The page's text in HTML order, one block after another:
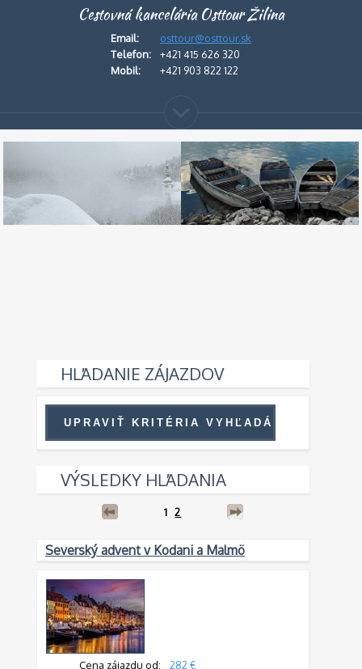
Cestovná kancelária Osttour Žilina
Email:
osttour@osttour.sk
Telefon:
+421 415 626 320
Mobil:
+421 903 822 122
HĽADANIE ZÁJAZDOV
VÝSLEDKY HĽADANIA
1 2
Severský advent v Kodani a Malmö
Cena zájazdu od:
282 €